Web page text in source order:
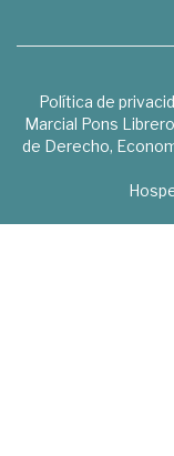
Política de
Marcial Pons
de Derecho,